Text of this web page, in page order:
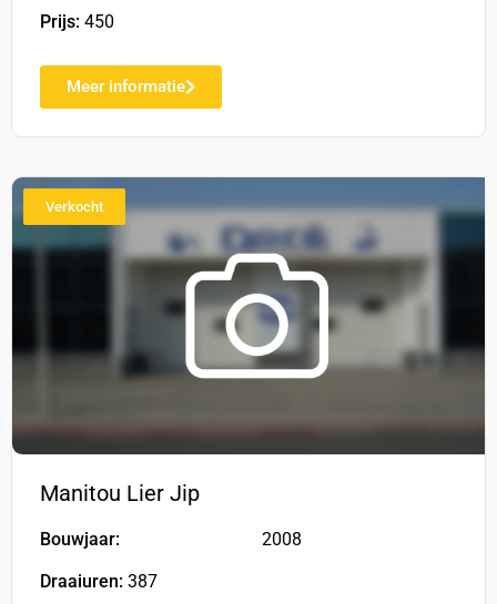
Prijs: 450
Meer informatie
Verkocht
Manitou Lier Jip
Draaiuren: 387
Bouwjaar: 2008